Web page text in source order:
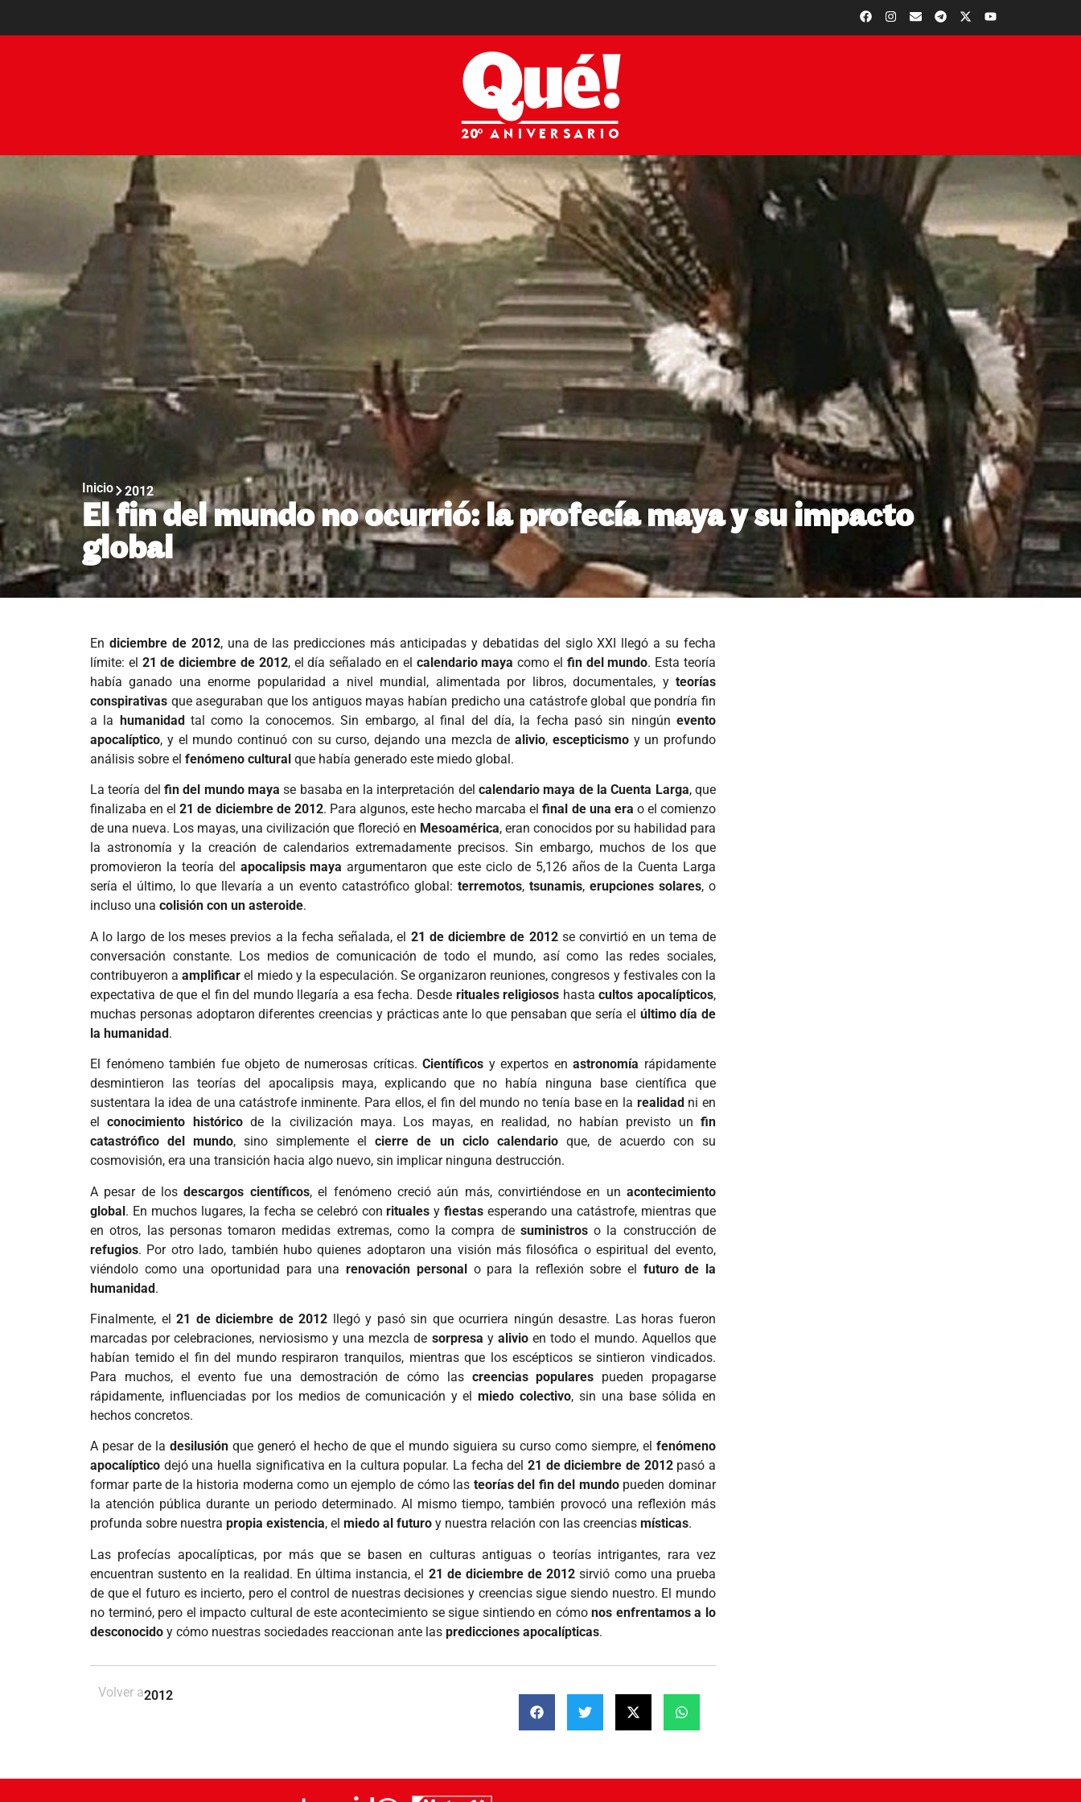
Inicio 2012
El fin del mundo no ocurrió: la profecía maya y su impacto
global
En diciembre de 2012, una de las predicciones más anticipadas y debatidas del siglo XXI llegó a su fecha
límite: el 21 de diciembre de 2012, el día señalado en el calendario maya como el fin del mundo. Esta teoría
había ganado una enorme popularidad a nivel mundial, alimentada por libros, documentales, y teorías
conspirativas que aseguraban que los antiguos mayas habían predicho una catástrofe global que pondría fin
a la humanidadtal como la conocemos. Sin embargo, al final del día, la fecha pasó sin ningúnevento
apocalíptico, y el mundo continuó con su curso, dejando una mezcla de alivio, escepticismoy un profundo
análisis sobre el fenómeno cultural que había generado este miedo global.
La teoría del fin del mundo maya se basaba en la interpretación delcalendario maya de la Cuenta Larga, que
finalizaba en el21 de diciembre de 2012. Para algunos, este hecho marcaba elfinal de una era o el comienzo
de una nueva. Los mayas, una civilización que floreció en Mesoamérica, eran conocidos por su habilidad para
la astronomía y la creación de calendarios extremadamente precisos. Sin embargo, muchos de los que
promovieron la teoría del apocalipsis maya argumentaron que este ciclo de 5,126 años de la Cuenta Larga
sería el último, lo que llevaría a un evento catastrófico global: terremotos, tsunamis, erupciones solares, o
incluso una colisión con un asteroide.
A lo largo de los meses previos a la fecha señalada, el 21 de diciembre de 2012se convirtió en un tema de
conversación constante. Los medios de comunicación de todo el mundo, así como las redes sociales,
contribuyeron aamplificar el miedo y la especulación. Se organizaron reuniones, congresos y festivales con la
expectativa de que el fin del mundo llegaría a esa fecha. Desde rituales religiosos hastacultos apocalípticos,
muchas personas adoptaron diferentes creencias y prácticas ante lo que pensaban que sería el último día de
la humanidad.
El fenómeno también fue objeto de numerosas críticas.Científicos y expertos enastronomía rápidamente
desmintieron las teorías del apocalipsis maya, explicando que no había ninguna base científica que
sustentara la idea de una catástrofe inminente. Para ellos, el fin del mundo no tenía base en la realidad ni en
elconocimiento históricode la civilización maya. Los mayas, en realidad, no habían previsto unfin
catastrófico del mundo, sino simplemente elcierre de un ciclo calendarioque, de acuerdo con su
cosmovisión, era una transición hacia algo nuevo, sin implicar ninguna destrucción.
A pesar de losdescargos científicos, el fenómeno creció aún más, convirtiéndose en unacontecimiento
global. En muchos lugares, la fecha se celebró conrituales yfiestas esperando una catástrofe, mientras que
en otros, las personas tomaron medidas extremas, como la compra de suministroso la construcción de
refugios. Por otro lado, también hubo quienes adoptaron una visión más filosófica o espiritual del evento,
viéndolo como una oportunidad para unarenovación personalo para la reflexión sobre el futuro de la
humanidad.
Finalmente, el21 de diciembre de 2012 llegó y pasó sin que ocurriera ningún desastre. Las horas fueron
marcadas por celebraciones, nerviosismo y una mezcla de sorpresa y alivioen todo el mundo. Aquellos que
habían temido el fin del mundo respiraron tranquilos, mientras que los escépticos se sintieron vindicados.
Para muchos, el evento fue una demostración de cómo las creencias populares pueden propagarse
rápidamente, influenciadas por los medios de comunicación y elmiedo colectivo, sin una base sólida en
hechos concretos.
A pesar de la desilusión que generó el hecho de que el mundo siguiera su curso como siempre, el fenómeno
apocalíptico dejó una huella significativa en la cultura popular. La fecha del 21 de diciembre de 2012pasó a
formar parte de la historia moderna como un ejemplo de cómo las teorías del fin del mundopueden dominar
la atención pública durante un periodo determinado. Al mismo tiempo, también provocó una reflexión más
profunda sobre nuestra propia existencia, el miedo al futuro y nuestra relación con las creencias místicas.
Las profecías apocalípticas, por más que se basen en culturas antiguas o teorías intrigantes, rara vez
encuentran sustento en la realidad. En última instancia, el 21 de diciembre de 2012 sirvió como una prueba
de que el futuro es incierto, pero el control de nuestras decisiones y creencias sigue siendo nuestro. El mundo
no terminó, pero el impacto cultural de este acontecimiento se sigue sintiendo en cómonos enfrentamos a lo
desconocido y cómo nuestras sociedades reaccionan ante las predicciones apocalípticas.
Volver a2012